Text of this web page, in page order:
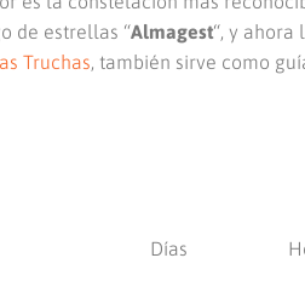
de estrellas “Almagest“, y
Truchas, también sirve como
Días